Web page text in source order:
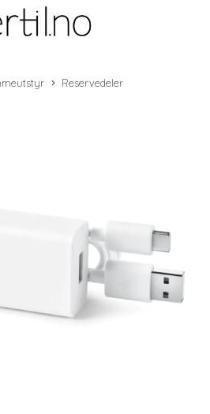
Reservedeler